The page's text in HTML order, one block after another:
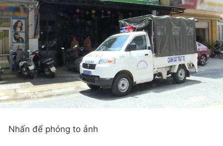
Nhấn để phóng to ảnh